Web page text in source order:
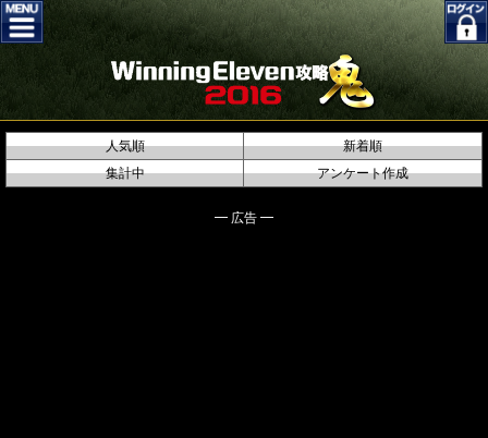
人気順
新着順
集計中
アンケート作成
━ 広告 ━